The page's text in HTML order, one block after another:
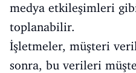
medya etkileşimleri
toplanabilir.
İşletmeler, müşteri
sonra, bu verileri